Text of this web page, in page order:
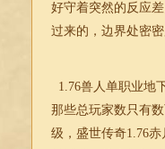
好守着突然的反应
过来的，边界处密
1.76兽人单职业地
那些总玩家数只有
级，盛世传奇1.76